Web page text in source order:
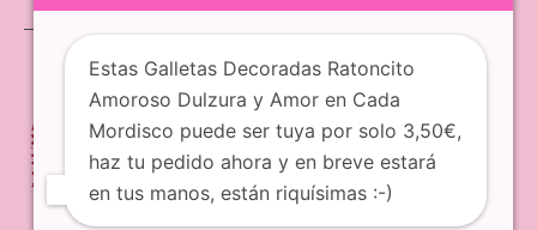
Estas Galletas Decoradas Ratoncito
Amoroso Dulzura y Amor en Cada
Mordisco puede ser tuya por solo 3,50€,
haz tu pedido ahora y en breve estará
en tus manos, están riquísimas :-)